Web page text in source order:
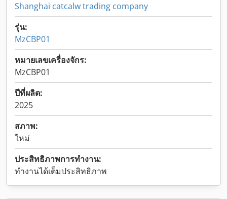
Shanghai catcalw trading company
รุ่น:
MzCBP01
หมายเลขเครื่องจักร:
MzCBP01
ปีที่ผลิต:
2025
สภาพ:
ใหม่
ประสิทธิภาพการทำงาน:
ทำงานได้เต็มประสิทธิภาพ